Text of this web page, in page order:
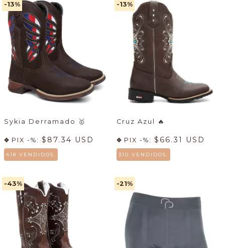
-13%
Sykia Derramado 🥇
PIX -%: $87.34 USD
418 VENDIDOS.
-13%
Cruz Azul 🔥
PIX -%: $66.31 USD
310 VENDIDOS.
-43% -21%